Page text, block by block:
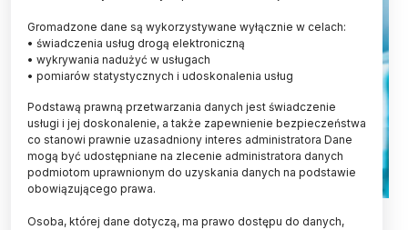
Gromadzone dane są wykorzystywane wyłącznie w celach:
• świadczenia usług drogą elektroniczną
• wykrywania nadużyć w usługach
• pomiarów statystycznych i udoskonalenia usług
Podstawą prawną przetwarzania danych jest świadczenie
usługi i jej doskonalenie, a także zapewnienie bezpieczeństwa
co stanowi prawnie uzasadniony interes administratora Dane
mogą być udostępniane na zlecenie administratora danych
podmiotom uprawnionym do uzyskania danych na podstawie
obowiązującego prawa.
Osoba, której dane dotyczą, ma prawo dostępu do danych,